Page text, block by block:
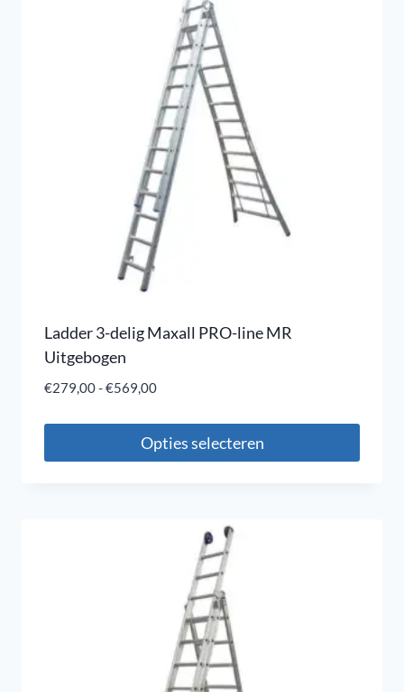
Ladder 3-delig Maxall PRO-line MR
Uitgebogen
€279,00-€569,00
Opties selecteren